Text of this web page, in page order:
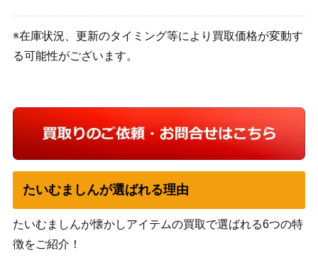
※在庫状況、更新のタイミング等により買取価格が変動す
る可能性がございます。
たいむましんが選ばれる理由
たいむましんが懐かしアイテムの買取で選ばれる6つの特
徴をご紹介！